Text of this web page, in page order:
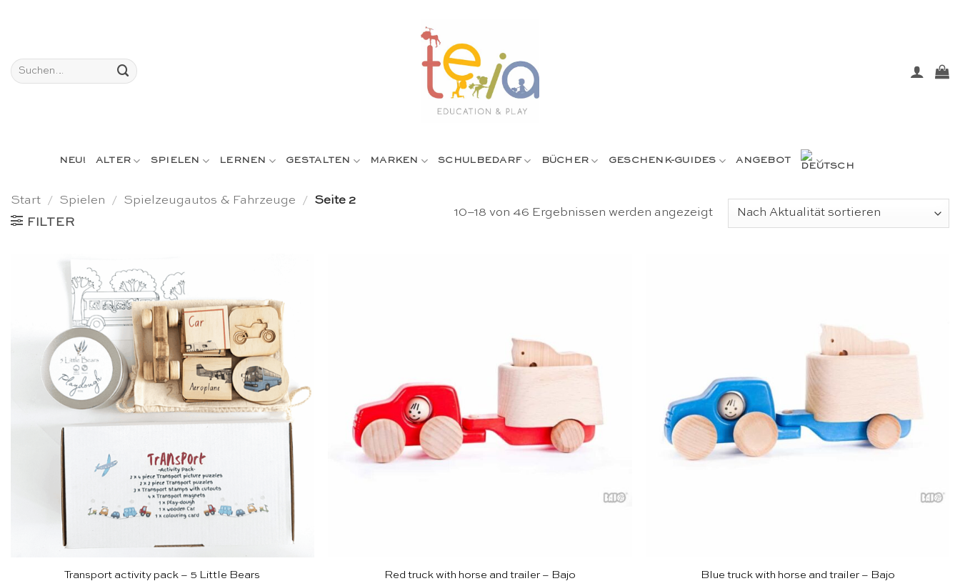
Suchen
nach:
NEU! ALTER SPIELEN LERNEN GESTALTEN MARKEN SCHULBEDARF BÜCHER GESCHENK-GUIDES ANGEBOT
Start / Spielen / Spielzeugautos & Fahrzeuge / Seite 2
FILTER
10–18 von 46 Ergebnissen werden angezeigtNach
Aktualität
Transport activity pack – 5 Little Bears
Red truck with horse and trailer – Bajo
Blue truck with horse and trailer – Bajo